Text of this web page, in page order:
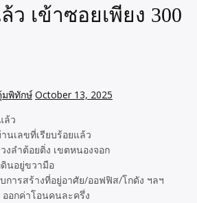
ว เข้าซอยเพียง 300
พิทักษ์ October 13, 2025
ล้ว
นเลขที่เรียบร้อยแล้ว
ลำต้อยติ่ง เขตหนองจอก
ดินอยู่ขวามือ
การสร้างที่อยู่อาศัย/ออฟฟิส/โกดัง ฯลฯ
ออกค่าโอนคนละครึ่ง